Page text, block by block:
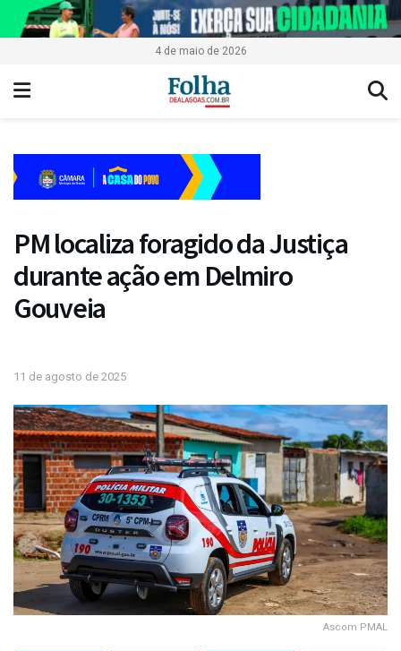
4 de maio de 2026
PM localiza foragido da Justiça
durante ação em Delmiro
Gouveia
11 de agosto de 2025
Ascom PMAL